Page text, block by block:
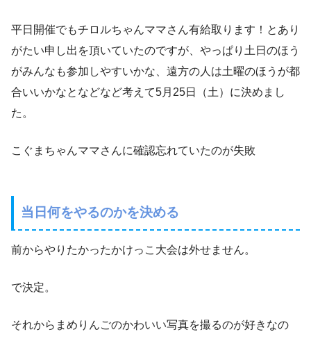
平日開催でもチロルちゃんママさん有給取ります！とあり
がたい申し出を頂いていたのですが、やっぱり土日のほう
がみんなも参加しやすいかな、遠方の人は土曜のほうが都
合いいかなとなどなど考えて5月25日（土）に決めまし
た。
こぐまちゃんママさんに確認忘れていたのが失敗
当日何をやるのかを決める
前からやりたかったかけっこ大会は外せません。
で決定。
それからまめりんごのかわいい写真を撮るのが好きなの